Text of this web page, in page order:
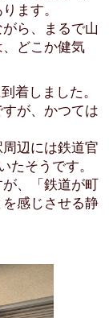
ます。
ら、まるで山
どこか健気
着しました。
が、かつては
辺には鉄道官
たそうです。
、「鉄道が町
感じさせる静